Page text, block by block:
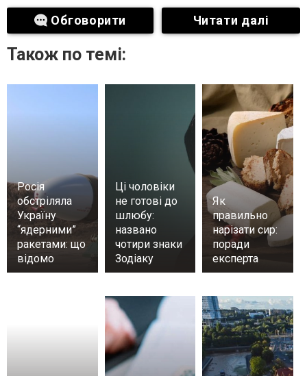
Обговорити Читати далі
Також по темі:
Росія
обстріляла
Україну
“ядерними”
ракетами: що
відомо
Ці чоловіки
не готові до
шлюбу:
названо
чотири знаки
Зодіаку
Як
правильно
нарізати сир:
поради
експерта